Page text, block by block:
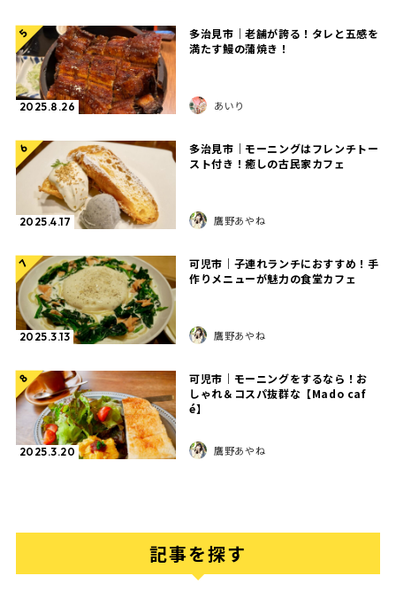
5
2025.8.26
多治見市｜老舗が誇る！タレと五感を
満たす鰻の蒲焼き！
あいり
6
2025.4.17
多治見市｜モーニングはフレンチトー
スト付き！癒しの古民家カフェ
鷹野あやね
7
2025.3.13
可児市｜子連れランチにおすすめ！手
作りメニューが魅力の食堂カフェ
鷹野あやね
8
2025.3.20
可児市｜モーニングをするなら！お
しゃれ＆コスパ抜群な【Mado caf
é】
鷹野あやね
記事を探す